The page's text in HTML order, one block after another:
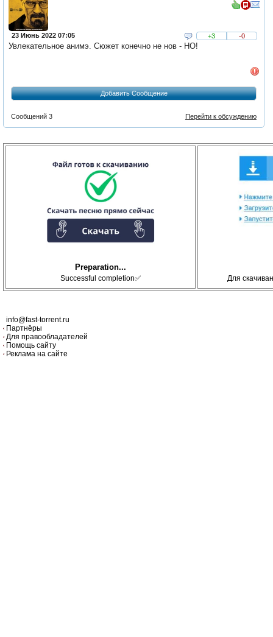
23 Июнь 2022 07:05 +3 -0
Увлекательное анимэ. Сюжет конечно не нов - НО!
Добавить Сообщение
Сообщений 3 Перейти к обсуждению
Preparation...
Successful completion✅ Для
info@fast-torrent.ru
Партнёры
Для правообладателей
Помощь сайту
Реклама на сайте